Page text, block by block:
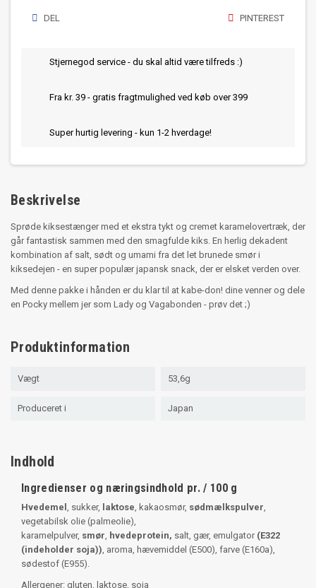
DEL PINTEREST
Stjernegod service - du skal altid være tilfreds :)
Fra kr. 39 - gratis fragtmulighed ved køb over 399
Super hurtig levering - kun 1-2 hverdage!
Beskrivelse
Sprøde kiksestænger med et ekstra tykt og cremet karamelovertræk, der
går fantastisk sammen med den smagfulde kiks. En herlig dekadent
kombination af salt, sødt og umami fra det let brunede smør i
kiksedejen - en super populær japansk snack, der er elsket verden over.
Med denne pakke i hånden er du klar til at kabe-don! dine venner og dele
en Pocky mellem jer som Lady og Vagabonden - prøv det ;)
Produktinformation
Vægt 53,6g
Produceret i Japan
Indhold
Ingredienser og næringsindhold pr. / 100 g
Hvedemel , sukker, laktose, kakaosmør, sødmælkspulver,
vegetabilsk olie (palmeolie),
karamelpulver, smør, hvedeprotein, salt, gær, emulgator(E322
(indeholder soja)), aroma, hævemiddel (E500), farve (E160a),
sødestof (E955).
Allergener: gluten, laktose, soja